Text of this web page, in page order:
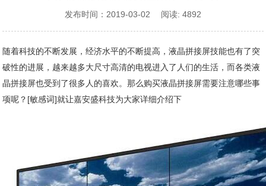
发布时间：2019-03-02 阅读: 4892
随着科技的不断发展，经济水平的不断提高，液晶拼接屏技能也有了突
破性的进展，越来越多大尺寸高清的电视进入了人们的生活，而各类液
晶拼接屏也受到了很多人的喜欢。那么购买液晶拼接屏需要注意哪些事
项呢？[敏感词]就让嘉安盛科技为大家详细介绍下